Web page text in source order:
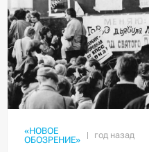
«НОВОЕ
ОБОЗРЕНИЕ»